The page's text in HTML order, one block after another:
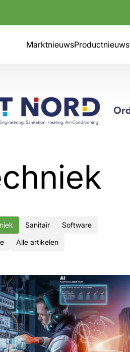
MarktnieuwsProductnieuws
Sanitair
Software
Alle artikelen